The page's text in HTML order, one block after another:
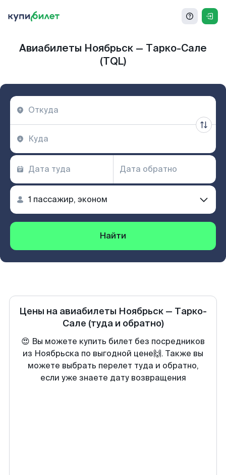
Авиабилеты Ноябрьск — Тарко-Сале
(TQL)
Найти
Цены на авиабилеты Ноябрьск — Тарко-
Сале (туда и обратно)
😍 Вы можете купить билет без посредников
из Ноябрьска по выгодной цене🙌. Также вы
можете выбрать перелет туда и обратно,
если уже знаете дату возвращения